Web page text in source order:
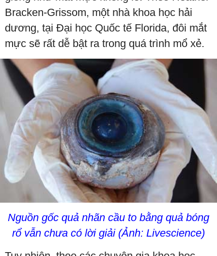
Bracken-Grissom, một nhà khoa học hải
dương, tại Đại học Quốc tế Florida, đôi mắt
mực sẽ rất dễ bật ra trong quá trình mổ xẻ.
Nguồn gốc quả nhãn cầu to bằng quả bóng
rổ vẫn chưa có lời giải (Ảnh: Livescience)